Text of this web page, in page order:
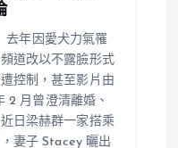
去年因愛犬力氣罹
道改以不露臉形式
控制，甚至影片由
2 月曾澄清離婚、
日梁赫群一家搭乘
妻子 Stacey 曬出